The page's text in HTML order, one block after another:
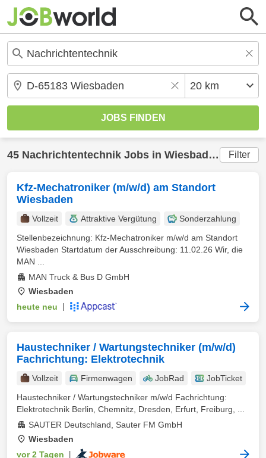
45 Nachrichtentechnik Jobs in Wiesbaden (20
Filter
Kfz-Mechatroniker (m/w/d) am Standort
Wiesbaden
Vollzeit Attraktive Vergütung
Sonderzahlung
Stellenbezeichnung: Kfz-Mechatroniker m/w/d am Standort
Wiesbaden Startdatum der Ausschreibung: 11.02.26 Wir, die
MAN ...
MAN Truck & Bus D GmbH
Wiesbaden
heute neu
Haustechniker / Wartungstechniker (m/w/d)
Fachrichtung: Elektrotechnik
Vollzeit Firmenwagen JobRad
JobTicket
Haustechniker / Wartungstechniker m/w/d Fachrichtung:
Elektrotechnik Berlin, Chemnitz, Dresden, Erfurt, Freiburg, ...
SAUTER Deutschland, Sauter FM GmbH
Wiesbaden
vor 2 Tagen